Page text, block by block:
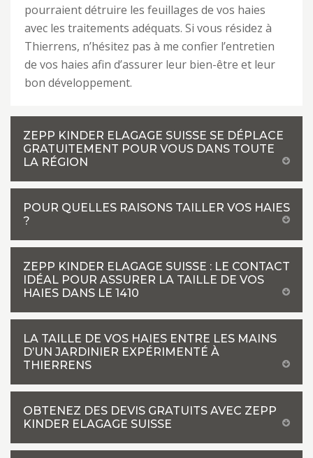
pourraient détruire les feuillages de vos haies
avec les traitements adéquats. Si vous résidez à
Thierrens, n’hésitez pas à me confier l’entretien
de vos haies afin d’assurer leur bien-être et leur
bon développement.
ZEPP KINDER ELAGAGE SUISSE SE DÉPLACE
GRATUITEMENT POUR VOUS DANS TOUTE
LA RÉGION
POUR QUELLES RAISONS TAILLER VOS HAIES
?
ZEPP KINDER ELAGAGE SUISSE : LE CONTACT
IDÉAL POUR ASSURER LA TAILLE DE VOS
HAIES DANS LE 1410
LA TAILLE DE VOS HAIES ENTRE LES MAINS
D’UN JARDINIER EXPÉRIMENTÉ À
THIERRENS
OBTENEZ DES DEVIS GRATUITS AVEC ZEPP
KINDER ELAGAGE SUISSE